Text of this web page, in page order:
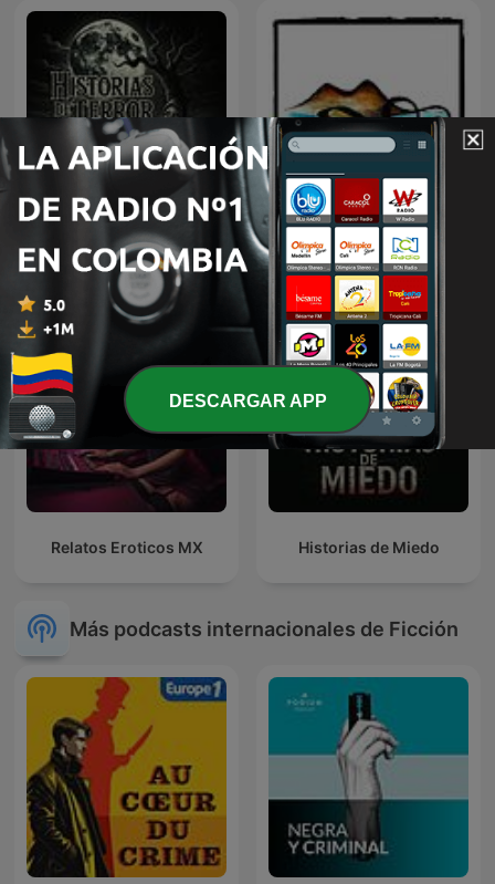
Historias De Terror Napoli e racconti
Relatos Eroticos MX Historias de Miedo
Más podcasts internacionales de Ficción
DESCARGAR APP